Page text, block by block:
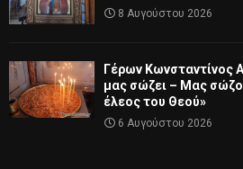
8 Αυγούστου 2026
Γέρων Κωνσταντίνος
μας σώζει – Μας
έλεος του Θεού»
6 Αυγούστου 2026